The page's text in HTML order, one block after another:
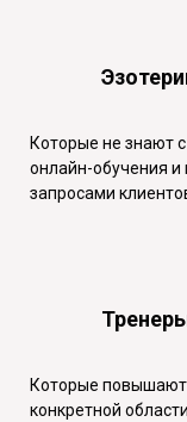
Которые не знают
онлайн-обучения и
запросами
Которые повышают
конкретной